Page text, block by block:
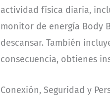
actividad física diaria,
monitor de energía Body
descansar. También
consecuencia, obtienes
Conexión, Seguridad y